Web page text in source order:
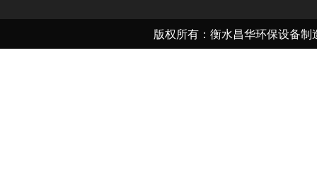
版权所有：衡水昌华环保设备